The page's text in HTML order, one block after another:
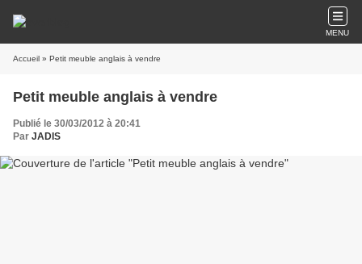
MENU
Accueil » Petit meuble anglais à vendre
Petit meuble anglais à vendre
Publié le 30/03/2012 à 20:41
Par JADIS